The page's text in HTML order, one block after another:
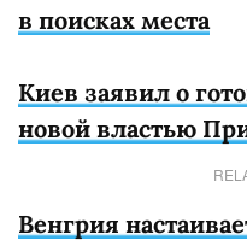
в поисках места
Киев заявил о
новой властью
Венгрия